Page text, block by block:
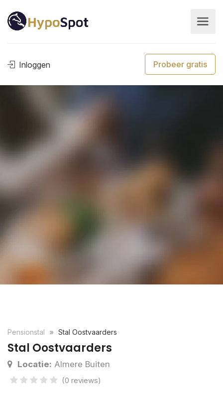
Inloggen Probeer gratis
Pensionstal Stal Oostvaarders
Stal Oostvaarders
Locatie: Almere Buiten
(0 reviews)